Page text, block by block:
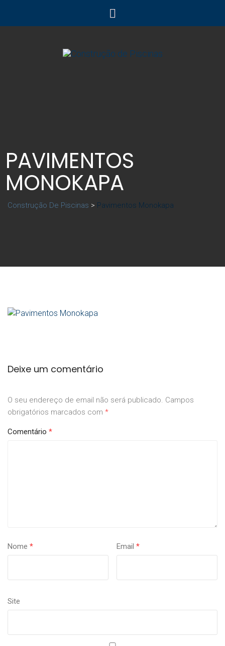
PAVIMENTOS
MONOKAPA
Construção De Piscinas > Pavimentos Monokapa
Deixe um comentário
O seu endereço de email não será publicado. Campos
obrigatórios marcados com *
Comentário *
Nome * Email*
Site